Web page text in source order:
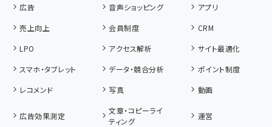
広告
音声ショッピング
アプリ
売上向上
会員制度
CRM
LPO
アクセス解析
サイト最適化
スマホ・タブレット
データ・競合分析
ポイント制度
レコメンド
写真 動画
広告効果測定
文章・コピーライ
ティング
運営